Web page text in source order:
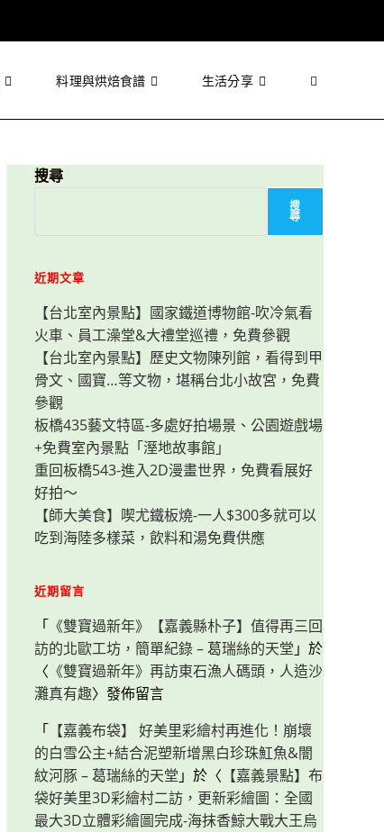
料理與烘焙食譜 生活分享 Toggle
search
搜尋
搜
尋
近期文章
【台北室內景點】國家鐵道博物館-吹冷氣看
火車、員工澡堂&大禮堂巡禮，免費參觀
【台北室內景點】歷史文物陳列館，看得到甲
骨文、國寶…等文物，堪稱台北小故宮，免費
參觀
板橋435藝文特區-多處好拍場景、公園遊戲場
+免費室內景點「溼地故事館」
重回板橋543-進入2D漫畫世界，免費看展好
好拍～
【師大美食】喫尤鐵板燒-一人$300多就可以
吃到海陸多樣菜，飲料和湯免費供應
近期留言
「 《雙寶過新年》【嘉義縣朴子】值得再三回
訪的北歐工坊，簡單紀錄 – 葛瑞絲的天堂 」於
〈 《雙寶過新年》再訪東石漁人碼頭，人造沙
灘真有趣〉發佈留言
「 【嘉義布袋】 好美里彩繪村再進化！崩壞
的白雪公主+結合泥塑新增黑白珍珠魟魚&闇
紋河豚 – 葛瑞絲的天堂 」於〈 【嘉義景點】布
袋好美里3D彩繪村二訪，更新彩繪圖：全國
最大3D立體彩繪圖完成-海抹香鯨大戰大王烏